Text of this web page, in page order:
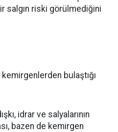
salgın riski görülmediğini
bulaştığı
idrar ve salyalarının
bazen de kemirgen